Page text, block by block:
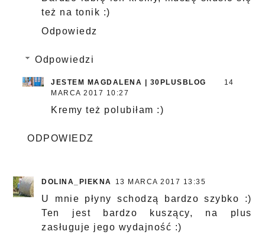
też na tonik :)
Odpowiedz
Odpowiedzi
JESTEM MAGDALENA | 30PLUSBLOG
14
MARCA 2017 10:27
Kremy też polubiłam :)
ODPOWIEDZ
DOLINA_PIEKNA 13 MARCA 2017 13:35
U mnie płyny schodzą bardzo szybko :)
Ten jest bardzo kuszący, na plus
zasługuje jego wydajność :)